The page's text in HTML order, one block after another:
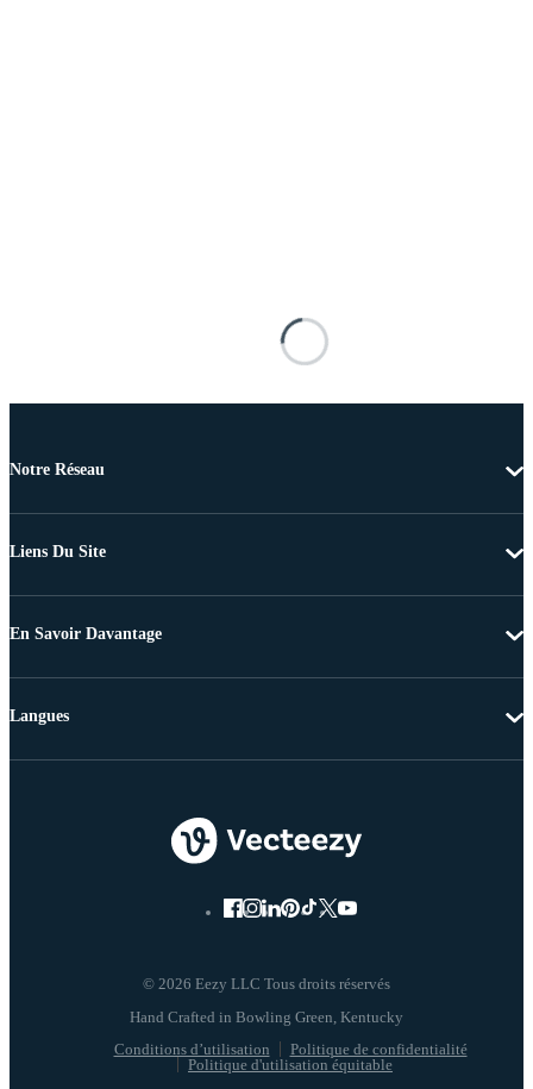
Notre Réseau
Liens Du Site
En Savoir Davantage
© 2026 Eezy LLC Tous droits réservés
Conditions d’utilisation
Politique de confidentialité
Politique d'utilisation équitable
Langues